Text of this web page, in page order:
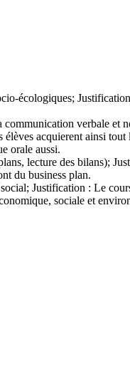
écologiques;
verbale et
acquierent ainsi
orale aussi.
lecture des bilans);
du business plan.
Justification : Le
sociale et